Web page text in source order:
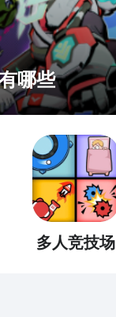
哪些
多人竞技场